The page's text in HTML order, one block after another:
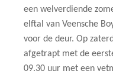
een welverdiende
elftal van Veensche
voor de deur. Op
afgetrapt met de
09.30 uur met een